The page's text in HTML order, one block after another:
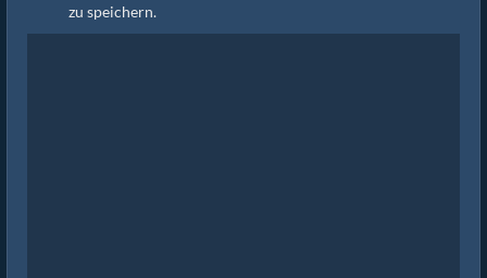
zu speichern.